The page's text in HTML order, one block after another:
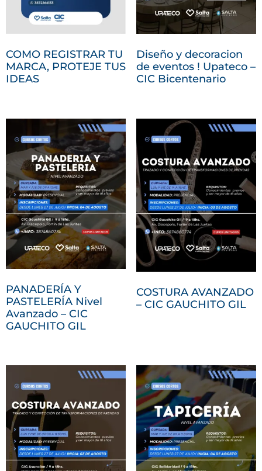
COMO REGISTRAR TU
MARCA, PROTEJE TUS
IDEAS
Diseño y decoracion
de eventos ! Upateco –
CIC Bicentenario
PANADERÍA Y
PASTELERÍA Nivel
Avanzado – CIC
GAUCHITO GIL
COSTURA AVANZADO
– CIC GAUCHITO GIL